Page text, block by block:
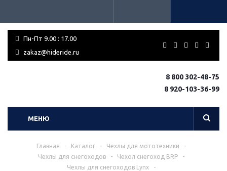
Пн-Пт 9.00 : 17.00
zakaz@hideride.ru
8 800 302-48-75
8 920-103-36-99
МЕНЮ
Главная - Каталог - Чехлы для мототехники
-
Чехлы для снегоходов
- Чехол снегоход BRP
-
Чехлы для снегоходов Lynx
-